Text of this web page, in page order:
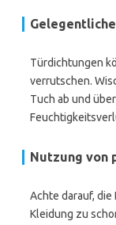
Türdichtungen
verrutschen.
Tuch ab und
Nutzung von
Achte darauf, die
Kleidung zu